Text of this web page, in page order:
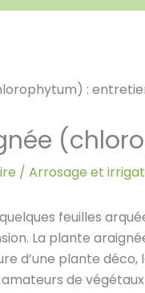
/ Arrosage et
feuilles
La plante
d’une plante
de